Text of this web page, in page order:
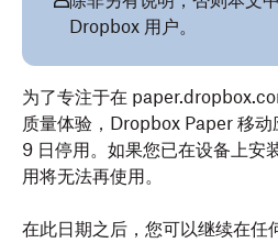
Dropbox 用户。
为了专注于在
质量体验，Dropbox Paper 移
9 日停用。如果您已在设备上安
用将无法再使用。
在此日期之后，您可以继续在任